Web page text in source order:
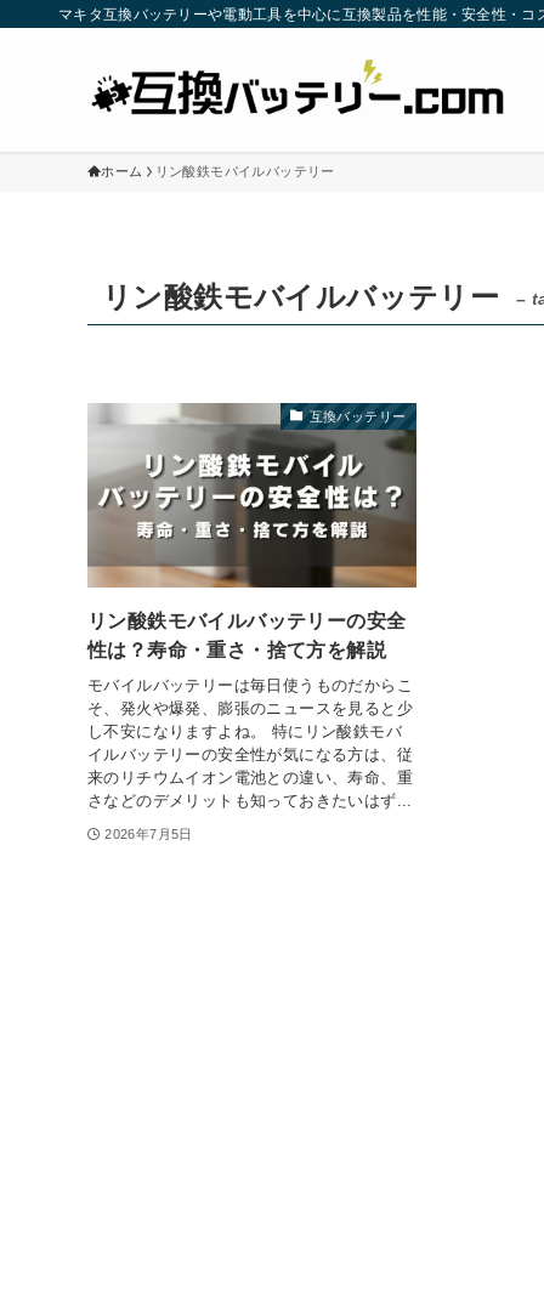
マキタ互換バッテリーや電動工具を中心に互換製品を性能・安全性・
ホーム リン酸鉄モバイルバッテリー
リン酸鉄モバイルバッテリー –
互換バッテリー
リン酸鉄モバイルバッテリーの安全
性は？寿命・重さ・捨て方を解説
モバイルバッテリーは毎日使うものだからこ
そ、発火や爆発、膨張のニュースを見ると少
し不安になりますよね。 特にリン酸鉄モバ
イルバッテリーの安全性が気になる方は、従
来のリチウムイオン電池との違い、寿命、重
さなどのデメリットも知っておきたいはず...
2026年7月5日